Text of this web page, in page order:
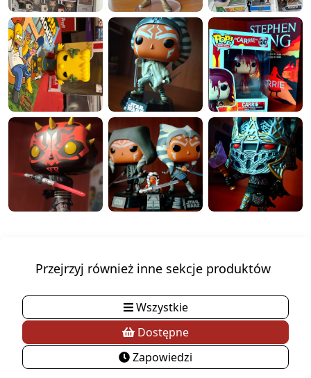
Przejrzyj również inne sekcje produktów
Wszystkie
Dostępne
Zapowiedzi